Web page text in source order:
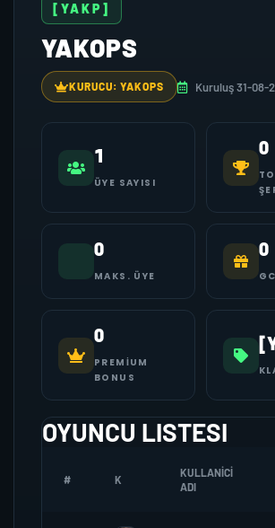
[YAKP]
YAKOPS
KURUCU: YAKOPS Kuruluş 31-08-
1
ÜYE SAYISI
0
0
MAKS. ÜYE
0
0
PREMIUM
BONUS
OYUNCU LISTESI
# K
KULLANICI
ADI